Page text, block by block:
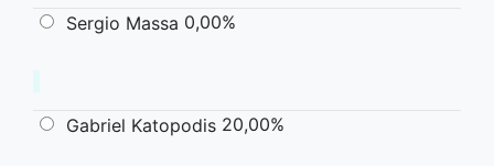
Sergio Massa 0,00%
Gabriel Katopodis 20,00%